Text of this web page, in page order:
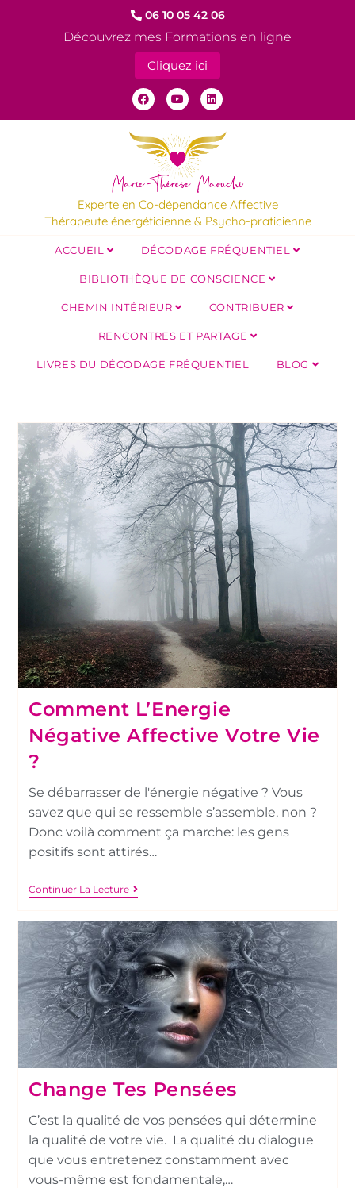
06 10 05 42 06
Découvrez mes Formations en ligne
Cliquez ici
Experte en Co-dépendance Affective
Thérapeute énergéticienne & Psycho-praticienne
ACCUEIL DÉCODAGE FRÉQUENTIEL
BIBLIOTHÈQUE DE CONSCIENCE
CHEMIN INTÉRIEUR CONTRIBUER
RENCONTRES ET PARTAGE
LIVRES DU DÉCODAGE FRÉQUENTIEL BLOG
Comment L’Energie
Négative Affective Votre Vie
?
Se débarrasser de l'énergie négative ? Vous
savez que qui se ressemble s’assemble, non ?
Donc voilà comment ça marche: les gens
positifs sont attirés…
Continuer La Lecture
Change Tes Pensées
C’est la qualité de vos pensées qui détermine
la qualité de votre vie. La qualité du dialogue
que vous entretenez constamment avec
vous-même est fondamentale,…